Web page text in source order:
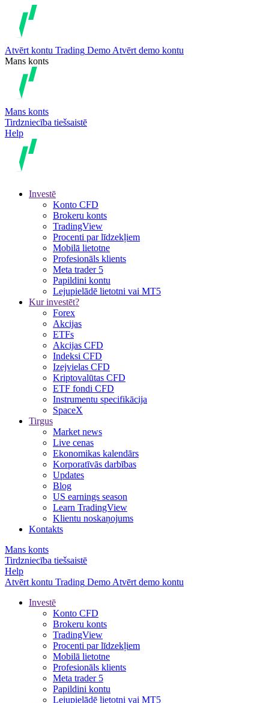
Atvērt kontu Trading Demo Atvērt demo kontu
Mans konts
Mans konts
Tirdzniecība tiešsaistē
Help
Investē
Konto CFD
Brokeru konts
TradingView
Procenti par līdzekļiem
Mobilā lietotne
Profesionāls klients
Meta trader 5
Papildini kontu
Lejupielādē lietotni vai MT5
Kur investēt?
Forex
Akcijas
ETFs
Akcijas CFD
Indeksi CFD
Izejvielas CFD
Kriptovalūtas CFD
ETF fondi CFD
Instrumentu specifikācija
SpaceX
Tirgus
Market news
Live cenas
Ekonomikas kalendārs
Korporatīvās darbības
Updates
Blog
US earnings season
Learn TradingView
Klientu noskaņojums
Kontakts
Mans konts
Tirdzniecība tiešsaistē
Help
Atvērt kontu Trading Demo Atvērt demo kontu
Investē
Konto CFD
Brokeru konts
TradingView
Procenti par līdzekļiem
Mobilā lietotne
Profesionāls klients
Meta trader 5
Papildini kontu
Lejupielādē lietotni vai MT5